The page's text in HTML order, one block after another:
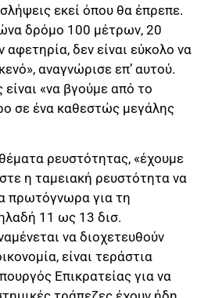
εκεί όπου θα έπρεπε.
δρόμο 100 μέτρων, 20
αφετηρία, δεν είναι εύκολο να
αναγνώρισε επ’ αυτού.
«να βγούμε από το
σε ένα καθεστώς μεγάλης
ρευστότητας, «έχουμε
η ταμειακή ρευστότητα να
πρωτόγνωρα για τη
11 ως 13 δισ.
να διοχετευθούν
είναι τεράστια
Επικρατείας για να